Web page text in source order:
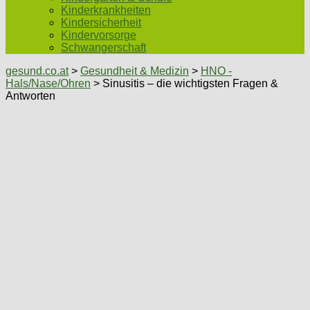
Kinderkrankheiten
Kindersicherheit
Kindervorsorge
Schwangerschaft
gesund.co.at> Gesundheit & Medizin > HNO -
Hals/Nase/Ohren > Sinusitis – die wichtigsten Fragen &
Antworten